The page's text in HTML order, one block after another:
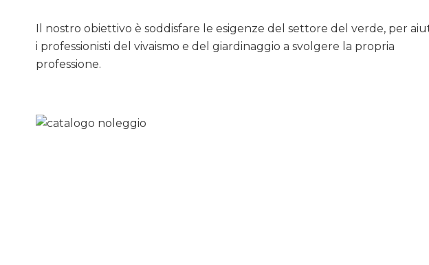
Il nostro obiettivo è soddisfare le esigenze del settore del verde, per
i professionisti del vivaismo e del giardinaggio a svolgere la propria
professione.